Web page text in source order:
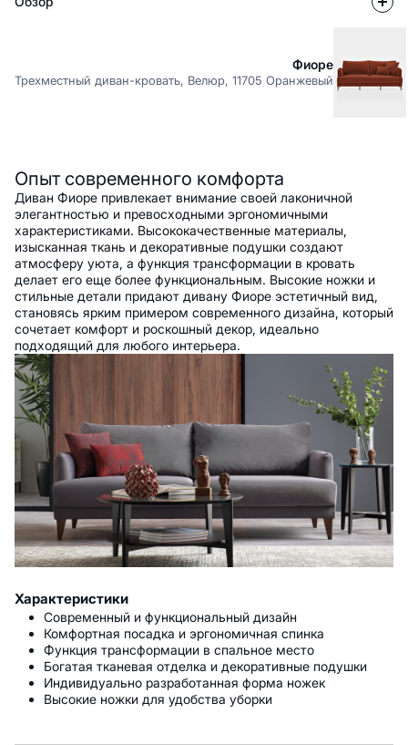
Фиоре
Трехместный диван-кровать, Велюр, 11705 Оранжевый
Опыт современного комфорта
Диван Фиоре привлекает внимание своей лаконичной
элегантностью и превосходными эргономичными
характеристиками. Высококачественные материалы,
изысканная ткань и декоративные подушки создают
атмосферу уюта, а функция трансформации в кровать
делает его еще более функциональным. Высокие ножки и
стильные детали придают дивану Фиоре эстетичный вид,
становясь ярким примером современного дизайна, который
сочетает комфорт и роскошный декор, идеально
подходящий для любого интерьера.
Характеристики
Современный и функциональный дизайн
Комфортная посадка и эргономичная спинка
Функция трансформации в спальное место
Богатая тканевая отделка и декоративные подушки
Индивидуально разработанная форма ножек
Высокие ножки для удобства уборки